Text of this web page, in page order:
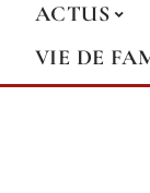
ACTUS
VIE DE